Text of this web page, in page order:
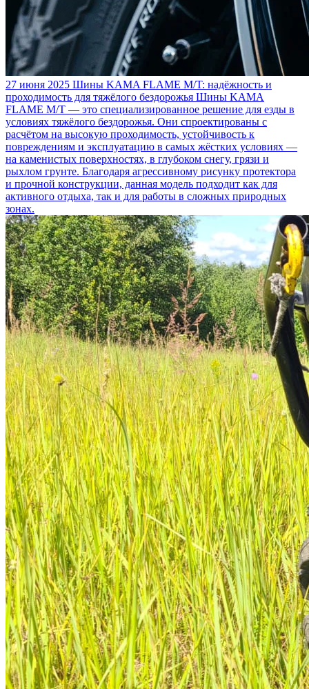
27 июня 2025 Шины KAMA FLAME M/T: надёжность и
проходимость для тяжёлого бездорожья Шины KAMA
FLAME M/T — это специализированное решение для езды в
условиях тяжёлого бездорожья. Они спроектированы с
расчётом на высокую проходимость, устойчивость к
повреждениям и эксплуатацию в самых жёстких условиях —
на каменистых поверхностях, в глубоком снегу, грязи и
рыхлом грунте. Благодаря агрессивному рисунку протектора
и прочной конструкции, данная модель подходит как для
активного отдыха, так и для работы в сложных природных
зонах.